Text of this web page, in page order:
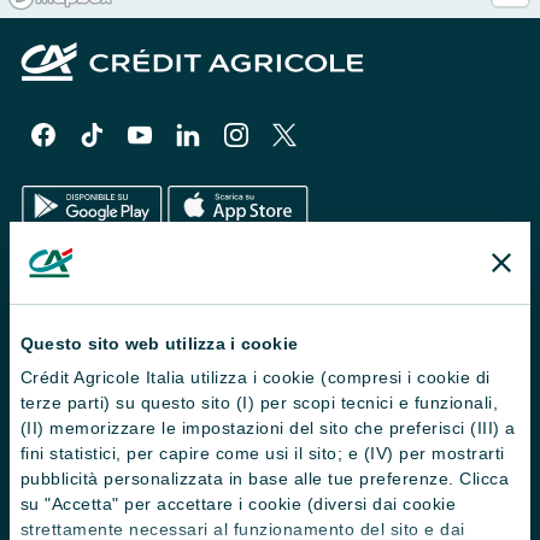
Questo sito web utilizza i cookie
Crédit Agricole Italia utilizza i cookie (compresi i cookie di
terze parti) su questo sito (I) per scopi tecnici e funzionali,
(II) memorizzare le impostazioni del sito che preferisci (III) a
fini statistici, per capire come usi il sito; e (IV) per mostrarti
pubblicità personalizzata in base alle tue preferenze. Clicca
su "Accetta" per accettare i cookie (diversi dai cookie
strettamente necessari al funzionamento del sito e dai
Trova filiali
Contattaci
Domande frequenti
Successioni
Servizi e pagamenti digitali